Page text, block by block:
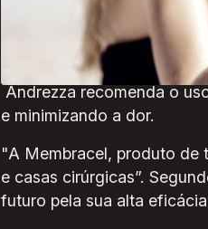
caseiros não é
profissional de saúde",
Para o tratamento de
Andrezza recomenda o
e minimizando a dor.
"A Membracel, produto de
e casas cirúrgicas”.
futuro pela sua alta